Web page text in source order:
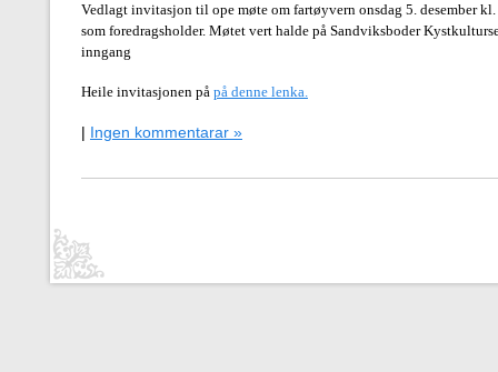
Vedlagt invitasjon til ope møte om fartøyvern onsdag 5. desember
som foredragsholder. Møtet vert halde på Sandviksboder
inngang
Heile invitasjonen på på denne lenka.
| Ingen kommentarar »